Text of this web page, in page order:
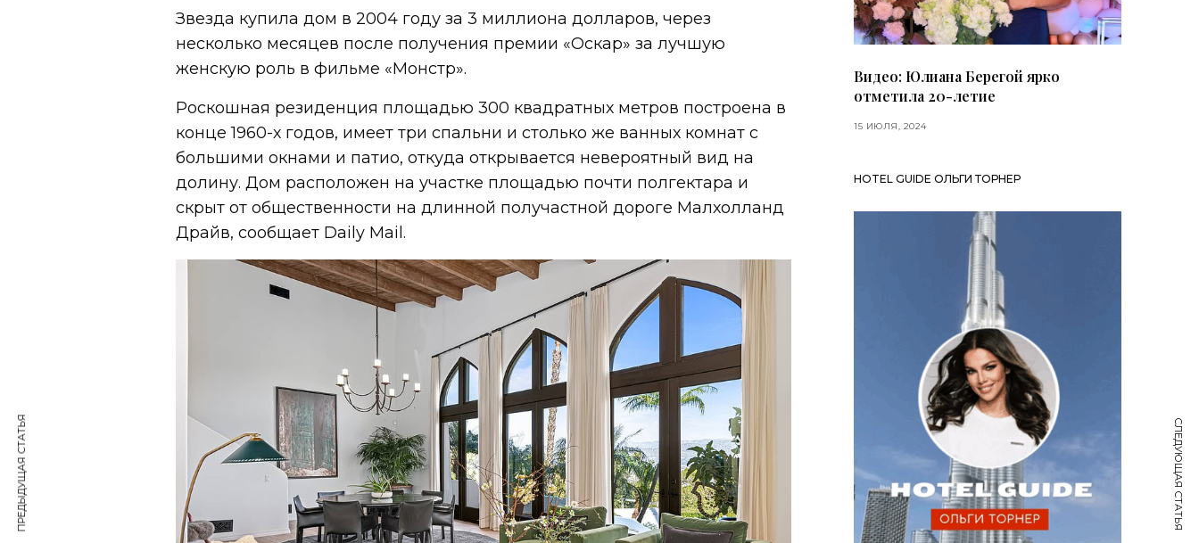
Звезда купила дом в 2004 году за 3 миллиона долларов, через
несколько месяцев после получения премии «Оскар» за лучшую
женскую роль в фильме «Монстр».
Роскошная резиденция площадью 300 квадратных метров построена в
конце 1960-х годов, имеет три спальни и столько же ванных комнат с
большими окнами и патио, откуда открывается невероятный вид на
долину. Дом расположен на участке площадью почти полгектара и
скрыт от общественности на длинной получастной дороге Малхолланд
Драйв, сообщает Daily Mail.
Видео: Юлиана Берегой ярко
отметила 20-летие
15 ИЮЛЯ, 2024
HOTEL GUIDE ОЛЬГИ ТОРНЕР
ПРЕДЫДУЩАЯ СТАТЬЯ СЛЕДУЮЩАЯ СТАТЬЯ